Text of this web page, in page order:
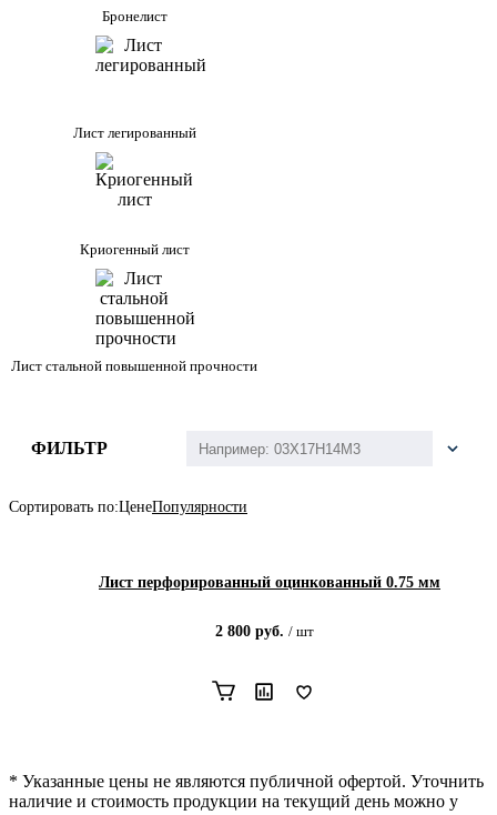
Бронелист
Лист легированный
Криогенный лист
Лист стальной повышенной прочности
ФИЛЬТР
Сортировать по:ЦенеПопулярности
Лист перфорированный оцинкованный 0.75 мм
2 800руб. / шт
* Указанные цены не являются публичной офертой. Уточнить
наличие и стоимость продукции на текущий день можно у